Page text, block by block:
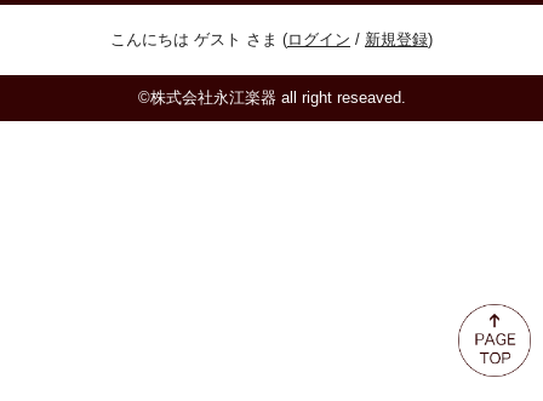
こんにちは ゲスト さま (ログイン / 新規登録)
©株式会社永江楽器 all right reseaved.
お手入れ用品・パーツ